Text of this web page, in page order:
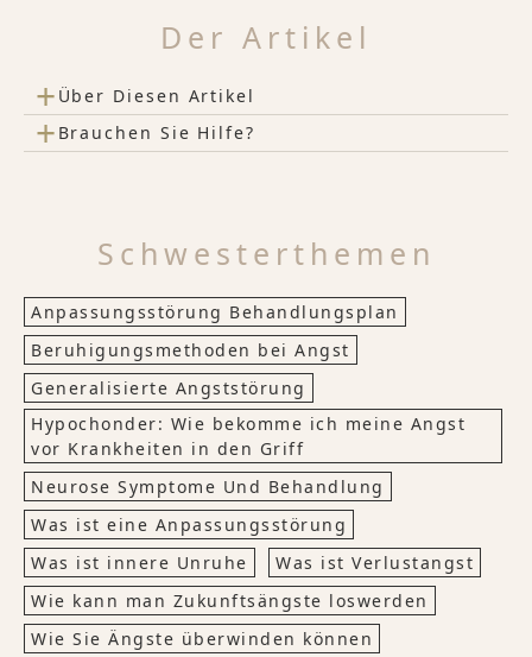
Der Artikel
+ Über Diesen Artikel
+ Brauchen Sie Hilfe?
Schwesterthemen
Anpassungsstörung Behandlungsplan
Beruhigungsmethoden bei Angst
Generalisierte Angststörung
Hypochonder: Wie bekomme ich meine Angst
vor Krankheiten in den Griff
Neurose Symptome Und Behandlung
Was ist eine Anpassungsstörung
Was ist innere Unruhe
Was ist Verlustangst
Wie kann man Zukunftsängste loswerden
Wie Sie Ängste überwinden können